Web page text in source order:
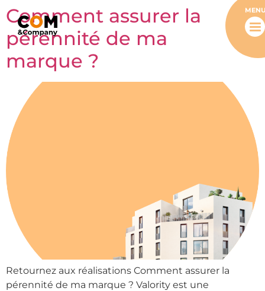
Comment assurer la
pérennité de ma
marque ?
Retournez aux réalisations Comment assurer la
pérennité de ma marque ? Valority est une